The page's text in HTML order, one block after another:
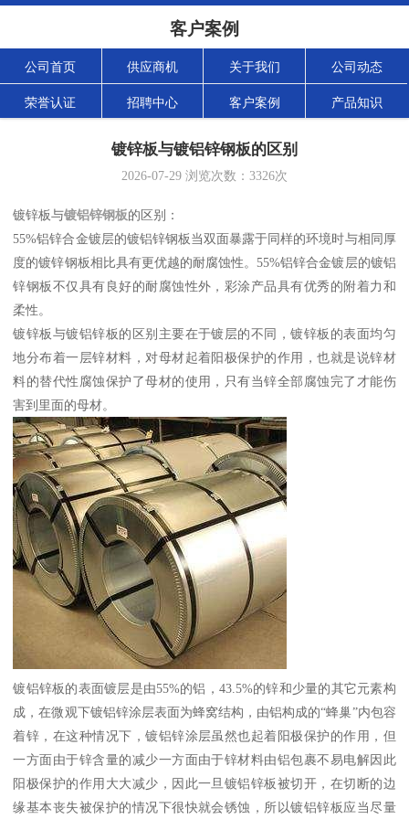
客户案例
公司首页 供应商机 关于我们 公司动态
荣誉认证 招聘中心 客户案例 产品知识
镀锌板与镀铝锌钢板的区别
2026-07-29 浏览次数： 3326次
镀锌板与镀铝锌钢板的区别：
55%铝锌合金镀层的镀铝锌钢板当双面暴露于同样的环境时与相同厚
度的镀锌钢板相比具有更优越的耐腐蚀性。55%铝锌合金镀层的镀铝
锌钢板不仅具有良好的耐腐蚀性外，彩涂产品具有优秀的附着力和
柔性。
镀锌板与镀铝锌板的区别主要在于镀层的不同，镀锌板的表面均匀
地分布着一层锌材料，对母材起着阳极保护的作用，也就是说锌材
料的替代性腐蚀保护了母材的使用，只有当锌全部腐蚀完了才能伤
害到里面的母材。
镀铝锌板的表面镀层是由55%的铝，43.5%的锌和少量的其它元素构
成，在微观下镀铝锌涂层表面为蜂窝结构，由铝构成的“蜂巢”内包容
着锌，在这种情况下，镀铝锌涂层虽然也起着阳极保护的作用，但
一方面由于锌含量的减少一方面由于锌材料由铝包裹不易电解因此
阳极保护的作用大大减少，因此一旦镀铝锌板被切开，在切断的边
缘基本丧失被保护的情况下很快就会锈蚀，所以镀铝锌板应当尽量